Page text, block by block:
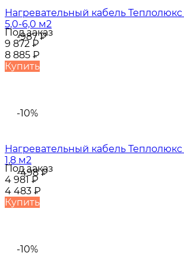
-987₽
Нагревательный кабель
5,0-6,0 м2
Под заказ
9 872₽
8 885 ₽
Купить
-10%
-498₽
Нагревательный кабель Теплолюкс
1,8 м2
Под заказ
4 981₽
4 483 ₽
Купить
-10%